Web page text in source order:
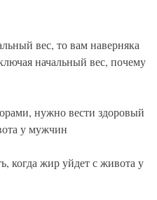
вес, то вам наверняка
начальный вес, почему
нужно вести здоровый
у мужчин
когда жир уйдет с живота у